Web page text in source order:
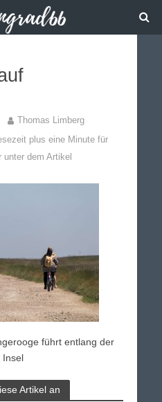
Thomas Limberg
plus eine Minute für
dem Artikel
führt entlang der
Insel
Artikel an